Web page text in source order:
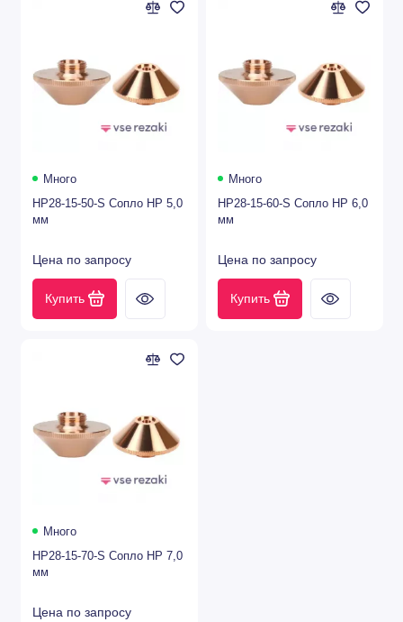
Много
HP28-15-50-S Сопло HP 5,0
мм
Цена по запросу
Купить
Много
HP28-15-60-S Сопло HP 6,0
мм
Цена по запросу
Купить
Много
HP28-15-70-S Сопло HP 7,0
мм
Цена по запросу